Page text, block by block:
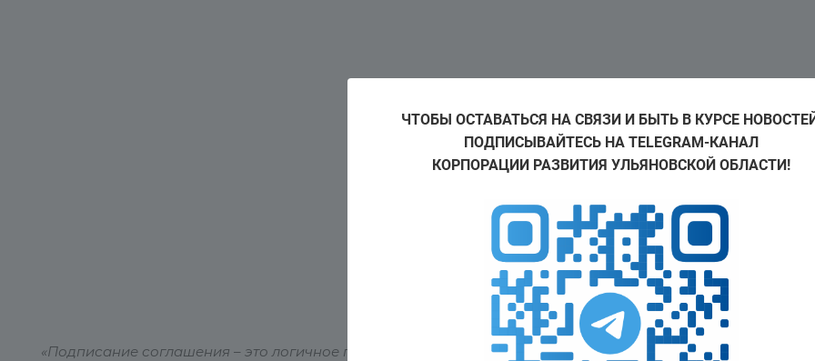
«Подписание соглашения – это логичное продолжение нашего партнерства с Правительством
ЧТОБЫ ОСТАВАТЬСЯ НА СВЯЗИ И БЫТЬ В КУРСЕ
ПОДПИСЫВАЙТЕСЬ НА TELEGRAM-КАНАЛ
КОРПОРАЦИИ РАЗВИТИЯ УЛЬЯНОВСКОЙ ОБЛАСТИ!